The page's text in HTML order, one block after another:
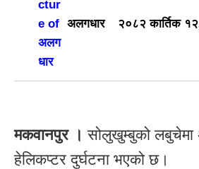
अलगधार २०८२ कार्तिक
मकवानपुर । सोलुखुम्बुको लबुचेमा
हेलिकप्टर दुर्घटना भएको छ।